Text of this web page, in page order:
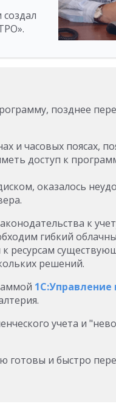
позднее
и часовых поясах,
доступ к
оказалось
к
гибкий
ресурсам
решений.
учета и
готовы и быстро